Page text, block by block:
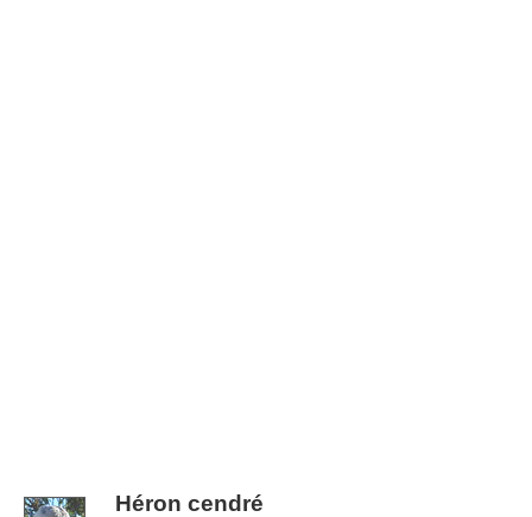
Héron cendré